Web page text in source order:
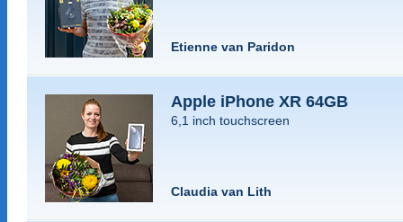
Etienne van Paridon
Apple iPhone XR 64GB
6,1 inch touchscreen
Claudia van Lith